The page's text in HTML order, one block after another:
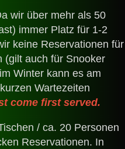
wir über mehr als 50
immer Platz für 1-2
keine Reservationen für
(gilt auch für Snooker
Winter kann es am
Wartezeiten
come first served.
/ ca. 20 Personen
Reservationen. In